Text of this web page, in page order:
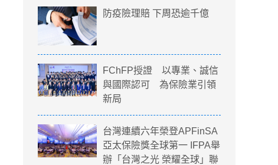
防疫險理賠 下周恐逾千億
FChFP授證 以專業、誠信
與國際認可 為保險業引領
新局
台灣連續六年榮登APFinSA
亞太保險獎全球第一 IFPA舉
辦「台灣之光 榮耀全球」聯